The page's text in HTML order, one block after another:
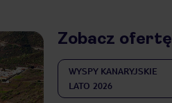
Zobacz ofertę
WYSPY KANARYJSKIE
LATO 2026